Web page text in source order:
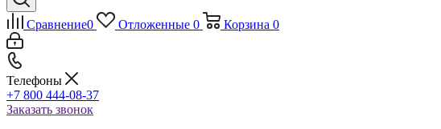
Сравнение0 Отложенные 0 Корзина 0
Телефоны
+7 800 444-08-37
Заказать звонок